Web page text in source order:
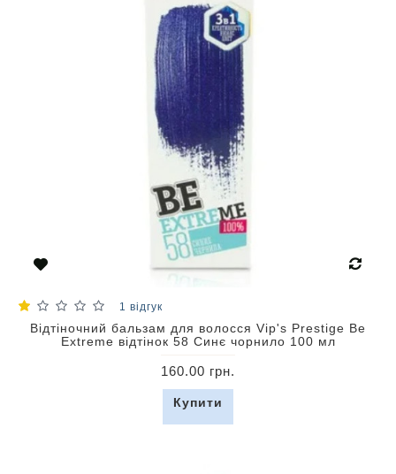
1 відгук
Відтіночний бальзам для волосся Vip's Prestige Be
Extreme відтінок 58 Синє чорнило 100 мл
160.00 грн.
Купити